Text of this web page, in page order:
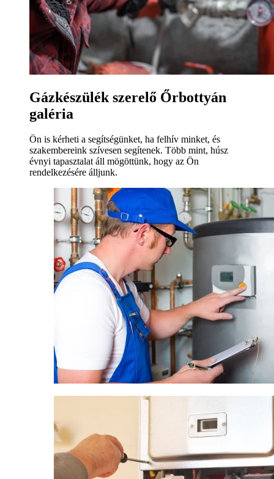
Gázkészülék szerelő Őrbottyán
galéria
Ön is kérheti a segítségünket, ha felhív minket, és
szakembereink szívesen segítenek. Több mint, húsz
évnyi tapasztalat áll mögöttünk, hogy az Ön
rendelkezésére álljunk.